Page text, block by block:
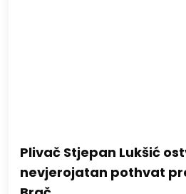
Plivač Stjepan Lukšić
nevjerojatan pothvat